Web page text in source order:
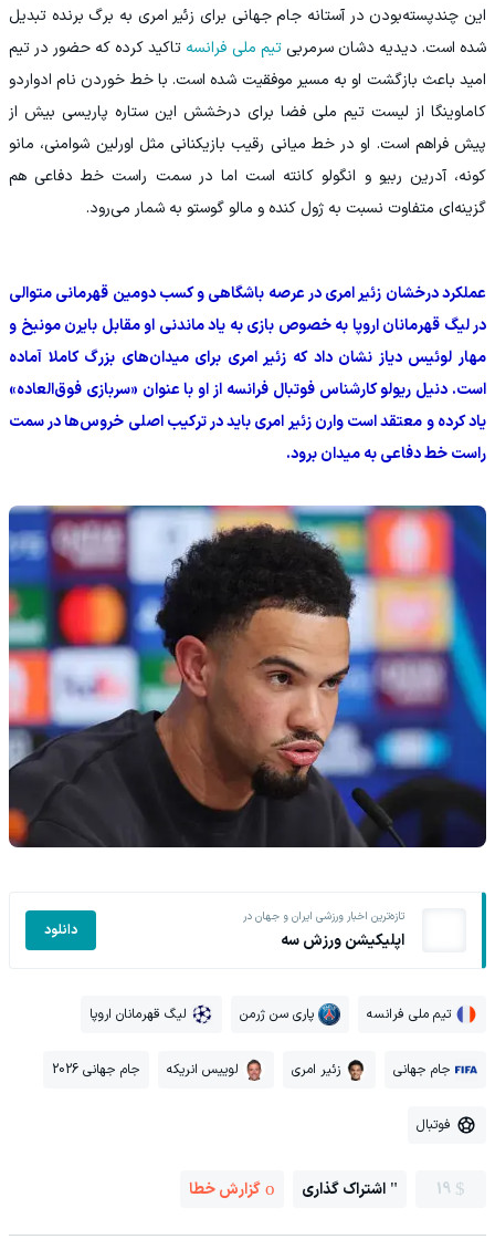
‫این چندپسته‌بودن در آستانه جام جهانی برای زئیر امری به برگ برنده تبدیل
شده است. دیدیه دشان سرمربیتیم ملی فرانسه تاکید کرده که حضور در تیم
امید باعث بازگشت او به مسیر موفقیت شده است. با خط خوردن نام ادواردو
کاماوینگا از لیست تیم ملی فضا برای درخشش این ستاره پاریسی بیش از
پیش فراهم است. او در خط میانی رقیب بازیکنانی مثل اورلین شوامنی، مانو
کونه، آدرین ربیو و انگولو کانته است اما در سمت راست خط دفاعی هم
گزینه‌ای متفاوت نسبت به ژول کنده و مالو گوستو به شمار می‌رود.
‫عملکرد درخشان زئیر امری در عرصه باشگاهی و کسب دومین قهرمانی متوالی
در لیگ قهرمانان اروپا به خصوص بازی به یاد ماندنی او مقابل بایرن مونیخ و
مهار لوئیس دیاز نشان داد که زئیر امری برای میدان‌های بزرگ کاملا آماده
است. دنیل ریولو کارشناس فوتبال فرانسه از او با عنوان «سربازی فوق‌العاده»
یاد کرده و معتقد است وارن زئیر امری باید در ترکیب اصلی خروس‌ها در سمت
راست خط دفاعی به میدان برود.
تازه‌ترین اخبار ورزشی ایران و جهان در
اپلیکیشن ورزش سه دانلود
تیم ملی فرانسه پاری سن ژرمن لیگ قهرمانان اروپا
جام جهانی زئیر امری لوییس انریکه جام جهانی 2026
فوتبال
19 اشتراک گذاری گزارش خطا